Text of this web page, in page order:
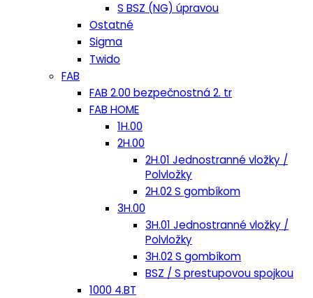
S BSZ (NG) úpravou
Ostatné
Sigma
Twido
FAB
FAB 2.00 bezpečnostná 2. tr
FAB HOME
1H.00
2H.00
2H.01 Jednostranné vložky /
Polvložky
2H.02 S gombíkom
3H.00
3H.01 Jednostranné vložky /
Polvložky
3H.02 S gombíkom
BSZ / S prestupovou spojkou
1000 4.BT